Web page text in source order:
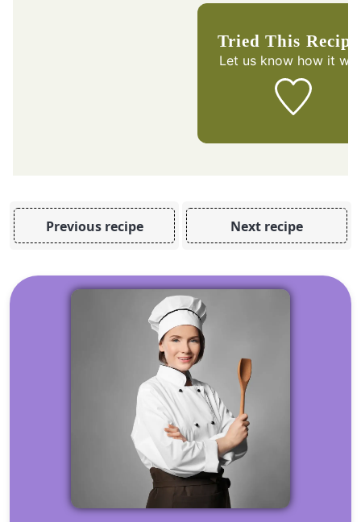
Tried This
Let us know how it
Previous recipe Next recipe